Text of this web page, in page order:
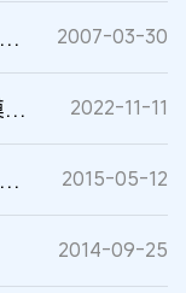
关于授予欧洲专利的公约（欧洲专利公约） 2007-03-30
欧亚专利局开始接收包含3D模型的专利申请 2022-11-11
商务部：中国与欧亚经济联盟最终将建立自贸区 2015-05-12
2014-09-25